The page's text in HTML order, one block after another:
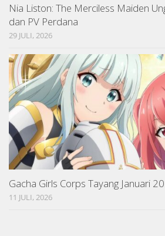
Nia Liston: The Merciless Maiden
dan PV Perdana
29 JULI, 2026
Gacha Girls Corps Tayang Januari
11 JULI, 2026